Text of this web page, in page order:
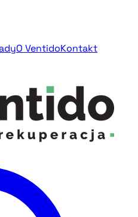
O VentidoKontakt